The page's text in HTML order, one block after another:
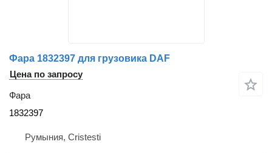
Фара 1832397 для грузовика DAF
Цена по запросу
Фара
1832397
Румыния, Cristesti